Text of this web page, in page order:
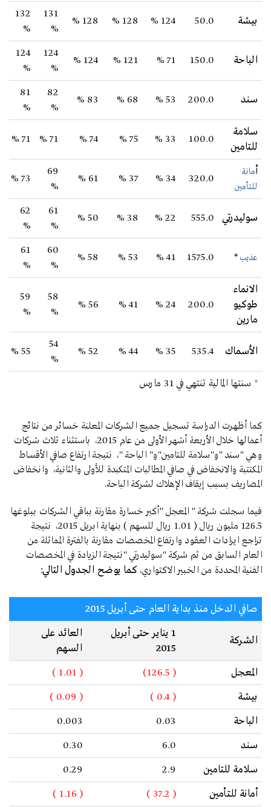
بيشة 50.0
124 %
128 %
128 %
131
%
132
%
الباحة 150.0
71 %
121 %
124 %
124
%
124
%
سند 200.0
53 %
68 %
83 %
82
%
81
%
سلامة
للتامين
100.0
33 %
75 %
74 %
71 %
71 %
أمانة
للتأمين
320.0
34 %
37 %
61 %
69
%
73 %
سوليدرتي 555.0
22 %
38 %
50 %
61
%
62
%
عذيب *
1575.0
41 %
53 %
58 %
60
%
61
%
الانماء
طوكيو
مارين
200.0
24 %
41 %
56 %
58
%
59
%
الأسماك 535.4
35 %
44 %
52 %
54
%
55 %
* سنتها المالية تنتهي في 31 مارس
كما أظهرت الدراسة تسجيل جميع الشركات المعلنة خسائر من نتائج
أعمالها خلال الأربعة أشهر الأولى من عام 2015، باستثناء ثلاث شركات
وهي "سند "و"سلامة للتامين"و" الباحة "، نتيجة ارتفاع صافي الأقساط
المكتتبة والانخفاض في صافي المطالبات المتكبدة للأولى والثانية، وانخفاض
المصاريف بسبب إيقاف الإهلاك لشركة الباحة.
فيما سجلت شركة " المعجل "أكبر خسارة مقارنة بباقي الشركات ببلوغها
126.5 مليون ريال ( 1.01 ريال للسهم ) بنهاية ابريل 2015، نتيجة
تراجع ايرادات العقود وارتفاع المخصصات مقارنة بالفترة المماثلة من
العام السابق من ثم شركة "سوليدرتي "نتيجة الزيادة في المخصصات
الفنية المحددة من الخبير الاكتواري، كما يوضح الجدول التالي:
صافي الدخل منذ بداية العام حتى أبريل 2015
الشركة
1 يناير حتى أبريل
2015
العائد على
السهم
المعجل
( 126.5)
( 1.01 )
بيشة
( 0.4 )
( 0.09 )
الباحة
0.03
0.003
سند
6.0
0.30
سلامة للتامين
2.9
0.29
أمانة للتأمين
( 37.2 )
( 1.16 )